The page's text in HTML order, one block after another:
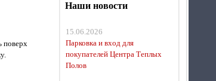
поверх
Наши новости
15.06.2026
Парковка и вход для
покупателей Центра Теплых
Полов